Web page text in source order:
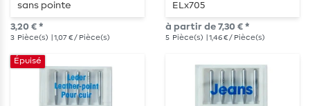
sans pointe
3,20 € *
3 Pièce(s) | 1,07 € / Pièce(s)
ELx705
à partir de 7,30 € *
5 Pièce(s) | 1,46 € / Pièce(s)
Épuisé